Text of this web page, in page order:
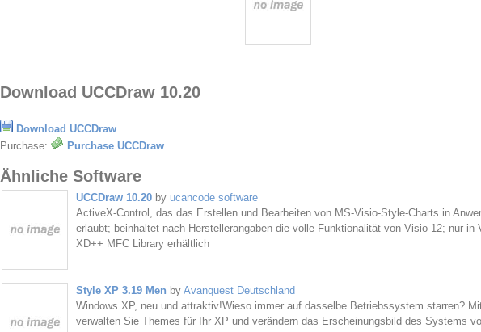
Download UCCDraw 10.20
Download UCCDraw
Purchase:
Purchase UCCDraw
Ähnliche Software
UCCDraw 10.20by ucancode software
ActiveX-Control, das das Erstellen und Bearbeiten von MS-Visio-Style-Charts in
erlaubt; beinhaltet nach Herstellerangaben die volle Funktionalität von Visio 12; nur in
XD++ MFC Library erhältlich
Style XP 3.19 Men by Avanquest Deutschland
Windows XP, neu und attraktiv!Wieso immer auf dasselbe Betriebssystem starren?
verwalten Sie Themes für Ihr XP und verändern das Erscheinungsbild des Systems